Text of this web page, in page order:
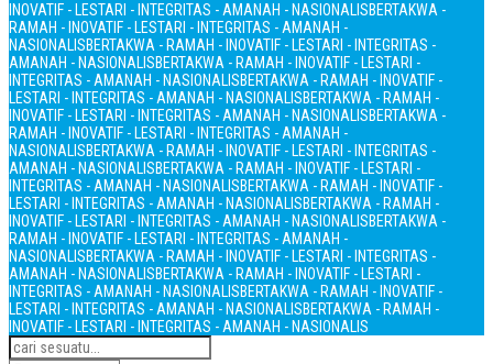
INOVATIF - LESTARI - INTEGRITAS - AMANAH - NASIONALISBERTAKWA -
RAMAH - INOVATIF - LESTARI - INTEGRITAS - AMANAH -
NASIONALISBERTAKWA - RAMAH - INOVATIF - LESTARI - INTEGRITAS -
AMANAH - NASIONALISBERTAKWA - RAMAH - INOVATIF - LESTARI -
INTEGRITAS - AMANAH - NASIONALISBERTAKWA - RAMAH - INOVATIF -
LESTARI - INTEGRITAS - AMANAH - NASIONALISBERTAKWA - RAMAH -
INOVATIF - LESTARI - INTEGRITAS - AMANAH - NASIONALISBERTAKWA -
RAMAH - INOVATIF - LESTARI - INTEGRITAS - AMANAH -
NASIONALISBERTAKWA - RAMAH - INOVATIF - LESTARI - INTEGRITAS -
AMANAH - NASIONALISBERTAKWA - RAMAH - INOVATIF - LESTARI -
INTEGRITAS - AMANAH - NASIONALISBERTAKWA - RAMAH - INOVATIF -
LESTARI - INTEGRITAS - AMANAH - NASIONALISBERTAKWA - RAMAH -
INOVATIF - LESTARI - INTEGRITAS - AMANAH - NASIONALISBERTAKWA -
RAMAH - INOVATIF - LESTARI - INTEGRITAS - AMANAH -
NASIONALISBERTAKWA - RAMAH - INOVATIF - LESTARI - INTEGRITAS -
AMANAH - NASIONALISBERTAKWA - RAMAH - INOVATIF - LESTARI -
INTEGRITAS - AMANAH - NASIONALISBERTAKWA - RAMAH - INOVATIF -
LESTARI - INTEGRITAS - AMANAH - NASIONALISBERTAKWA - RAMAH -
INOVATIF - LESTARI - INTEGRITAS - AMANAH - NASIONALIS